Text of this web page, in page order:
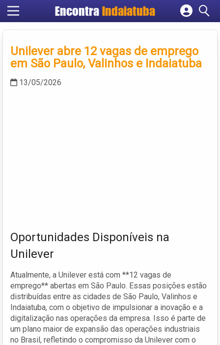
Encontra Indaiatuba
Cadastrar empresa
Criar conta
Unilever abre 12 vagas de emprego
em São Paulo, Valinhos e Indaiatuba
13/05/2026
Oportunidades Disponíveis na
Unilever
Atualmente, a Unilever está com **12 vagas de
emprego** abertas em São Paulo. Essas posições estão
distribuídas entre as cidades de São Paulo, Valinhos e
Indaiatuba, com o objetivo de impulsionar a inovação e a
digitalização nas operações da empresa. Isso é parte de
um plano maior de expansão das operações industriais
no Brasil, refletindo o compromisso da Unilever com o